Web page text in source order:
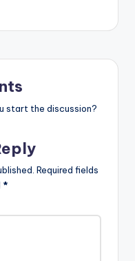
start the discussion?
Required fields
*